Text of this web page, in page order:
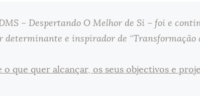
– Despertando O Melhor de Si – foi e
determinante e inspirador de “Transformação
o que quer alcançar, os seus objectivos e